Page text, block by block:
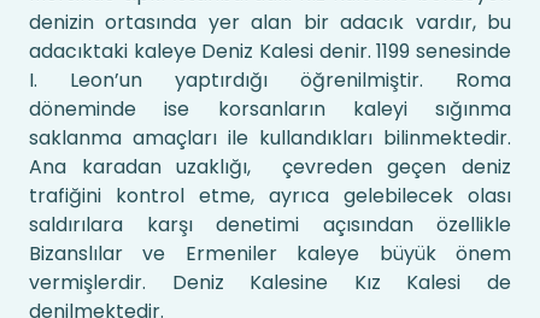
denizin ortasında yer alan bir adacık vardır, bu
adacıktaki kaleye Deniz Kalesi denir. 1199 senesinde
I. Leon’un yaptırdığı öğrenilmiştir. Roma
döneminde ise korsanların kaleyi sığınma
saklanma amaçları ile kullandıkları bilinmektedir.
Ana karadan uzaklığı, çevreden geçen deniz
trafiğini kontrol etme, ayrıca gelebilecek olası
saldırılara karşı denetimi açısından özellikle
Bizanslılar ve Ermeniler kaleye büyük önem
vermişlerdir. Deniz Kalesine Kız Kalesi de
denilmektedir.